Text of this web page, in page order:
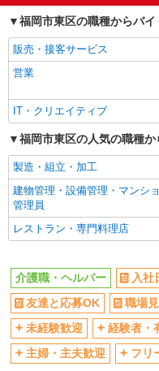
アルバイト パート 派遣社員 紹
日研トータルソーシング株
ス
介護ス
時給1,320
給1,320
円〜 ◆初
護福祉士：時給
給与幅は経験・
福岡
島」駅よ
徒歩10分 ★勤務地は3000ヶ所以上★ 自宅から通
いやすい
さい！！
キープ
派遣社員
株式会社kotrio /●FK-H-2012224
住宅の介
時給
通費全支
福岡
キープ
副業・WワークOK
社会保険あり
社員登用あり
福岡市東区の職種からバ
販売・接客サービス
営業
IT・クリエイティブ
福岡市東区の人気の職種
製造・組立・加工
建物管理・設備管理・マンシ
管理員
レストラン・専門料理店
介護職・ヘルパー 入社
友達と応募OK
職場
未経験歓迎
経験者・
主婦・主夫歓迎
フリ